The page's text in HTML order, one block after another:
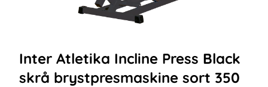
Inter Atletika Incline Press Black
skrå brystpresmaskine sort 350